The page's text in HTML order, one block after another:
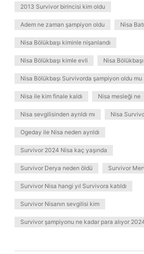
2013 Survivor birincisi kim oldu
Adem ne zaman şampiyon oldu Nisa
Nisa Bölükbaşı kiminle nişanlandı
Nisa Bölükbaşı kimle evli Nisa
Nisa Bölükbaşı Survivorda şampiyon oldu mu
Nisa ile kim finale kaldı Nisa mesleği ne
Nisa sevgilisinden ayrıldı mı Nisa
Ogeday ile Nisa neden ayrıldı
Survivor 2024 Nisa kaç yaşında
Survivor Derya neden öldü Survivor
Survivor Nisa hangi yıl Survivora katıldı
Survivor Nisanın sevgilisi kim
Survivor şampiyonu ne kadar para alıyor